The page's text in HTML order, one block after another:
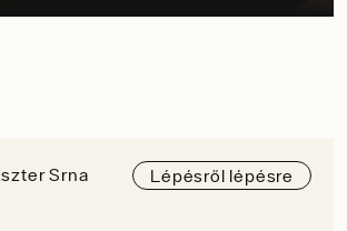
Srna Lépésről lépésre